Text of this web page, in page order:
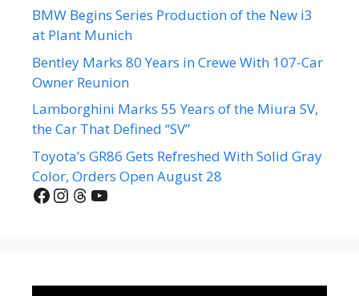
BMW Begins Series Production of the New i3
at Plant Munich
Bentley Marks 80 Years in Crewe With 107-Car
Owner Reunion
Lamborghini Marks 55 Years of the Miura SV,
the Car That Defined “SV”
Toyota’s GR86 Gets Refreshed With Solid Gray
Color, Orders Open August 28
Facebook
Instagram
Threads
YouTube